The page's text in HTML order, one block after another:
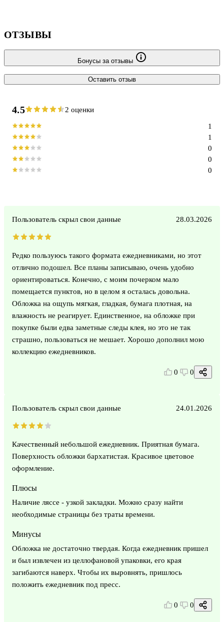
ОТЗЫВЫ
Бонусы за отзывы
Оставить отзыв
4.5 2 оценки
0
0
0
1
1
Пользователь скрыл свои данные 28.03.2026
Редко пользуюсь такого формата ежедневниками, но этот
отлично подошел. Все планы записываю, очень удобно
ориентироваться. Конечно, с моим почерком мало
помещается пунктов, но в целом я осталась довольна.
Обложка на ощупь мягкая, гладкая, бумага плотная, на
влажность не реагирует. Единственное, на обложке при
покупке были едва заметные следы клея, но это не так
страшно, пользоваться не мешает. Хорошо дополнил мою
коллекцию ежедневников.
0 0
Пользователь скрыл свои данные 24.01.2026
Качественный небольшой ежедневник. Приятная бумага.
Поверхность обложки бархатистая. Красивое цветовое
оформление.
Плюсы
Наличие ляссе - узкой закладки. Можно сразу найти
необходимые страницы без траты времени.
Минусы
Обложка не достаточно твердая. Когда ежедневник пришел
и был извлечен из целлофановой упаковки, его края
загибаются наверх. Чтобы их выровнять, пришлось
положить ежедневник под пресс.
0 0